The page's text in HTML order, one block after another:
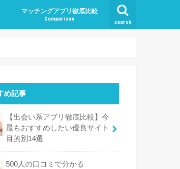
search
マッチングアプリ徹底比較
Comparison
め記事
【出会い系アプリ徹底比較】今
最もおすすめしたい優良サイト
目的別14選
500人の口コミで分かる